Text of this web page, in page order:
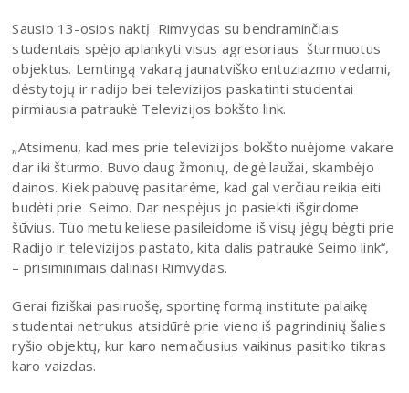
Sausio 13-osios naktį Rimvydas su bendraminčiais
studentais spėjo aplankyti visus agresoriaus šturmuotus
objektus. Lemtingą vakarą jaunatviško entuziazmo vedami,
dėstytojų ir radijo bei televizijos paskatinti studentai
pirmiausia patraukė Televizijos bokšto link.
„Atsimenu, kad mes prie televizijos bokšto nuėjome vakare
dar iki šturmo. Buvo daug žmonių, degė laužai, skambėjo
dainos. Kiek pabuvę pasitarėme, kad gal verčiau reikia eiti
budėti prie Seimo. Dar nespėjus jo pasiekti išgirdome
šūvius. Tuo metu keliese pasileidome iš visų jėgų bėgti prie
Radijo ir televizijos pastato, kita dalis patraukė Seimo link“,
– prisiminimais dalinasi Rimvydas.
Gerai fiziškai pasiruošę, sportinę formą institute palaikę
studentai netrukus atsidūrė prie vieno iš pagrindinių šalies
ryšio objektų, kur karo nemačiusius vaikinus pasitiko tikras
karo vaizdas.